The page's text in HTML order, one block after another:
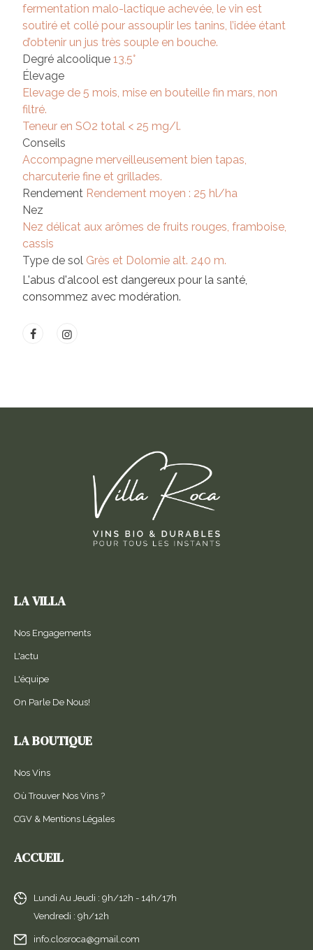
fermentation malo-lactique achevée, le vin est
soutiré et collé pour assouplir les tanins, l’idée étant
d’obtenir un jus très souple en bouche.
Degré alcoolique 13,5°
Élevage
Elevage de 5 mois, mise en bouteille fin mars, non
filtré.
Teneur en SO2 total < 25 mg/l.
Conseils
Accompagne merveilleusement bien tapas,
charcuterie fine et grillades.
Rendement Rendement moyen : 25 hl/ha
Nez
Nez délicat aux arômes de fruits rouges, framboise,
cassis
Type de sol Grès et Dolomie alt. 240 m.
L'abus d'alcool est dangereux pour la santé,
consommez avec modération.
LA VILLA
Nos Engagements
L'actu
L'équipe
On Parle De Nous!
LA BOUTIQUE
Nos Vins
Où Trouver Nos Vins ?
CGV & Mentions Légales
ACCUEIL
Lundi Au Jeudi : 9h/12h - 14h/17h
Vendredi : 9h/12h
info.closroca@gmail.com